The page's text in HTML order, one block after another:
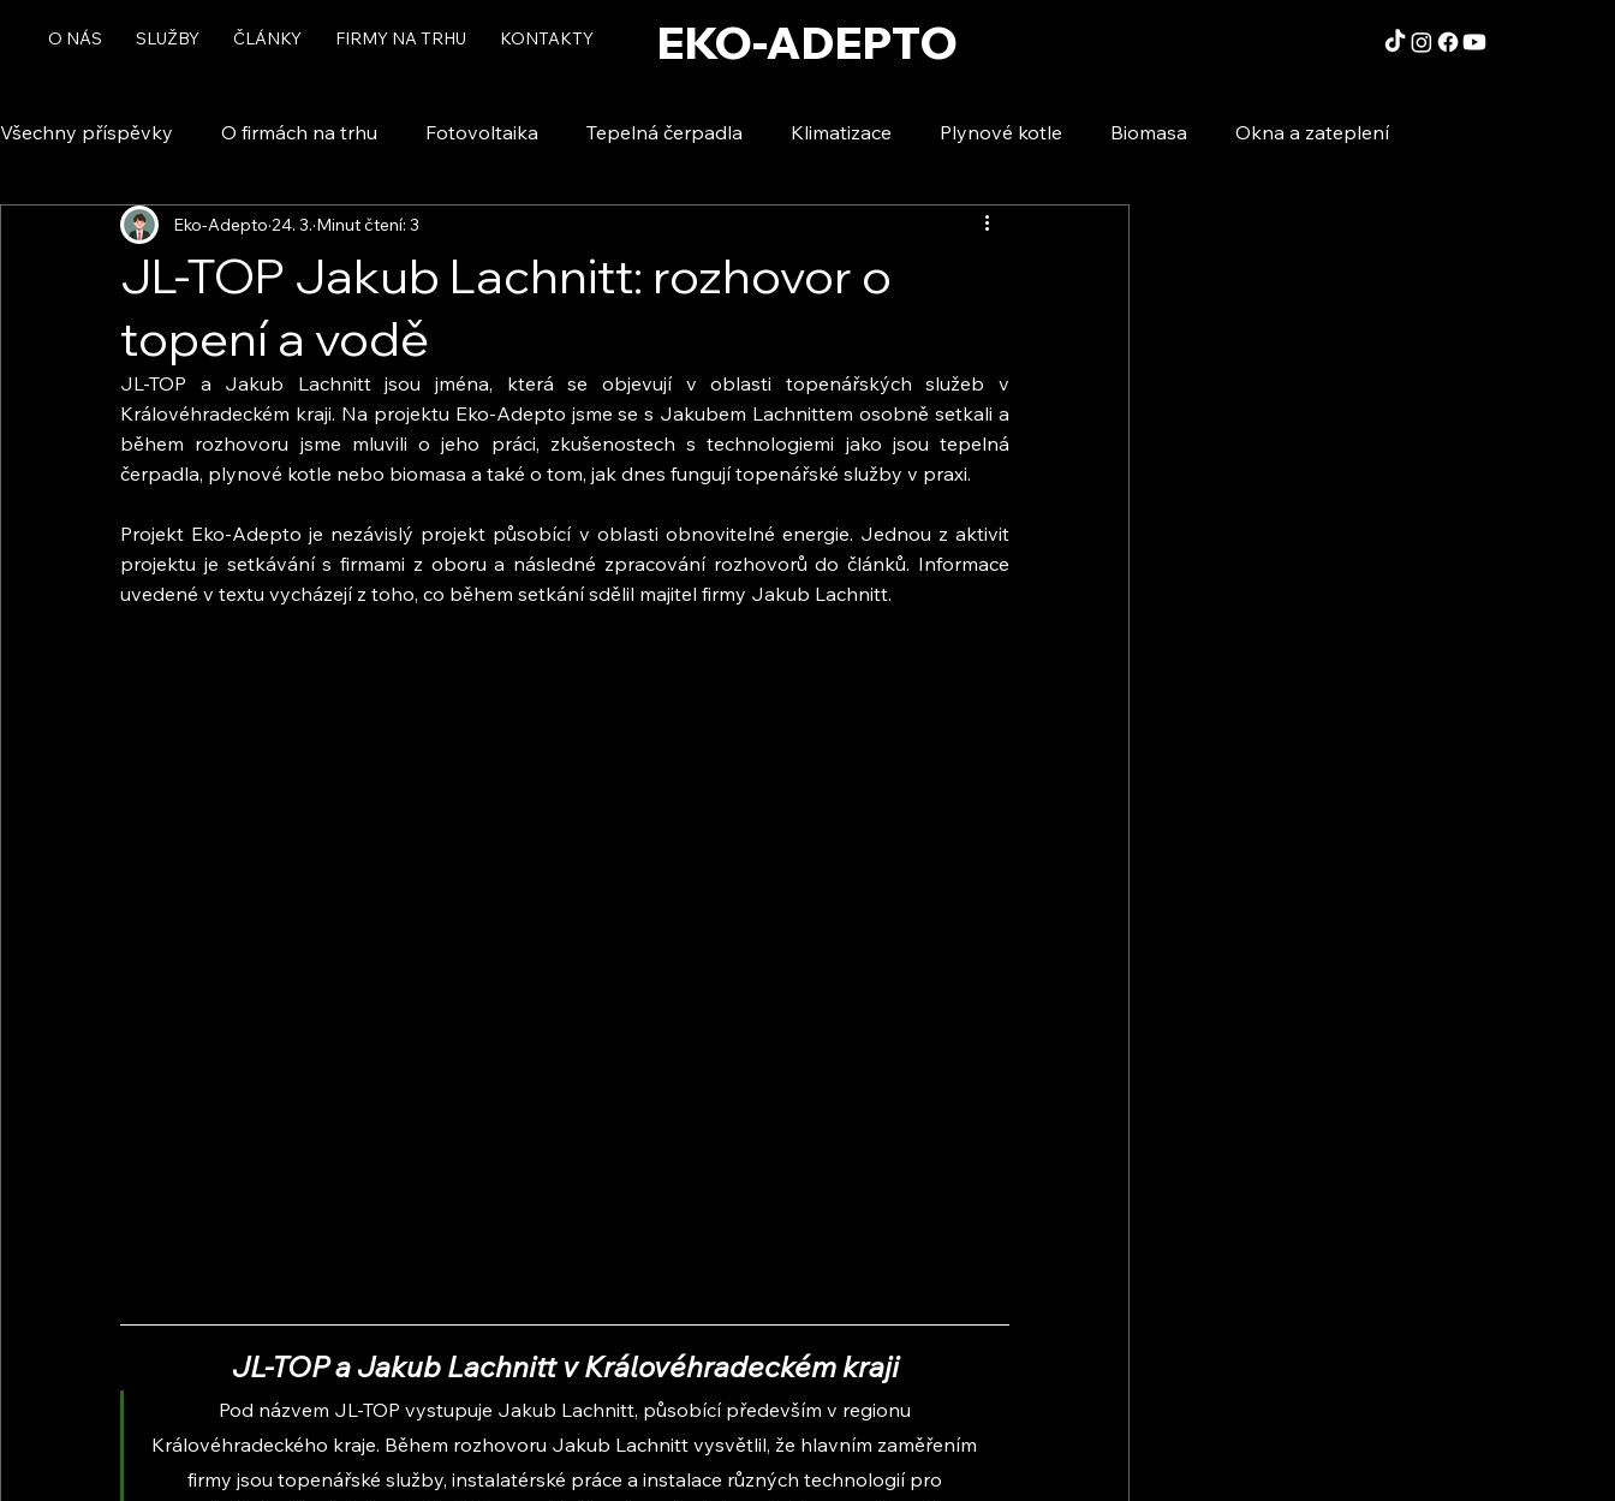
O NÁS SLUŽBY ČLÁNKY FIRMY NA TRHU KONTAKTY EKO-ADEPTO
Všechny příspěvky O firmách na trhu Fotovoltaika Tepelná čerpadla Klimatizace Plynové kotle Biomasa Okna a zateplení
Rekuperace a větrání Chytrá domácnost a automatizace Voda a úspory
JL-TOP Jakub Lachnitt: rozhovor o
topení a vodě
Eko-Adepto 24. 3. Minut čtení: 3
JL-TOP a Jakub Lachnitt jsou jména, která se objevují v oblasti topenářských služeb v
Královéhradeckém kraji. Na projektu Eko-Adepto jsme se s Jakubem Lachnittem osobně setkali a
během rozhovoru jsme mluvili o jeho práci, zkušenostech s technologiemi jako jsou tepelná
čerpadla, plynové kotle nebo biomasa a také o tom, jak dnes fungují topenářské služby v praxi.
Projekt Eko-Adepto je nezávislý projekt působící v oblasti obnovitelné energie. Jednou z aktivit
projektu je setkávání s firmami z oboru a následné zpracování rozhovorů do článků. Informace
uvedené v textu vycházejí z toho, co během setkání sdělil majitel firmy Jakub Lachnitt.
JL-TOP a Jakub Lachnitt v Královéhradeckém kraji
Pod názvem JL-TOP vystupuje Jakub Lachnitt, působící především v regionu
Královéhradeckého kraje. Během rozhovoru Jakub Lachnitt vysvětlil, že hlavním zaměřením
firmy jsou topenářské služby, instalatérské práce a instalace různých technologií pro